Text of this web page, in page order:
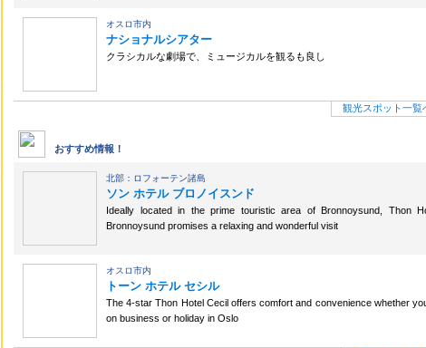
オスロ市内
ナショナルシアター
クラシカルな劇場で、ミュージカルを観るも良し
観光スポット一覧
おすすめ情報！
北部：ロフォーテン諸島
ソン ホテル ブロノイスンド
Ideally located in the prime touristic area of Bronnoysund, Thon
Bronnoysund promises a relaxing and wonderful visit
オスロ市内
トーン ホテル セシル
The 4-star Thon Hotel Cecil offers comfort and convenience whether
on business or holiday in Oslo